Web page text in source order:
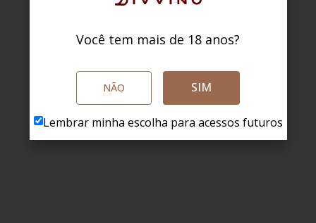
Você tem mais de 18 anos?
NÃO SIM
Lembrar minha escolha para acessos futuros